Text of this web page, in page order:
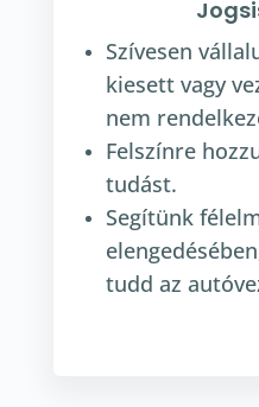
Szívesen
kiesett vagy
nem
Felszínre
tudást.
Segítünk
tudd az